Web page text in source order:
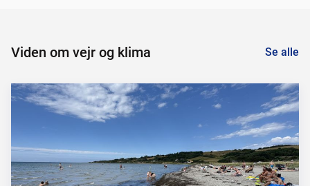
Viden om vejr og klima Se alle